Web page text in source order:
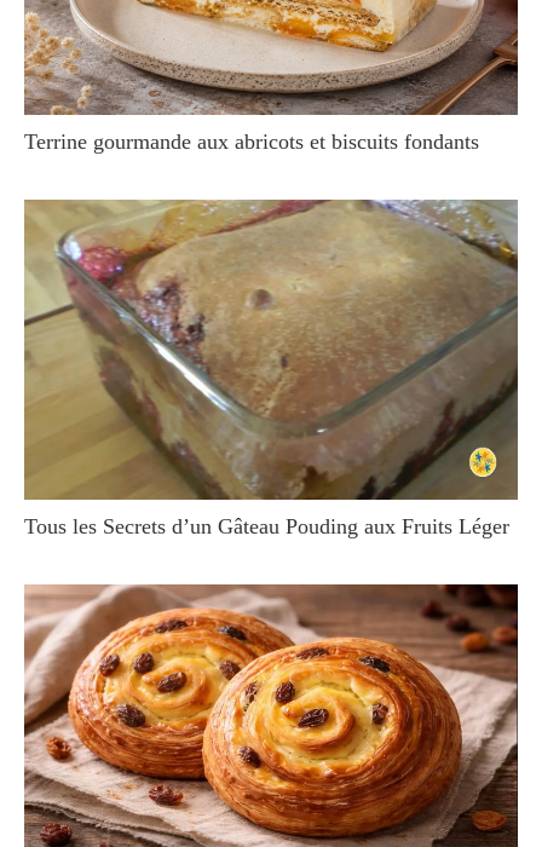
Terrine gourmande aux abricots et biscuits fondants
Tous les Secrets d’un Gâteau Pouding aux Fruits Léger